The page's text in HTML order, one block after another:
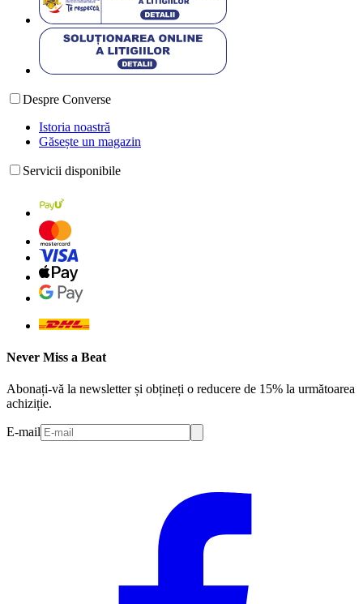
Despre Converse
Istoria noastră
Găsește un magazin
Servicii disponibile
Never Miss a Beat
Abonați-vă la newsletter și obțineți o reducere de 15% la următoarea
achiziție.
E-mail